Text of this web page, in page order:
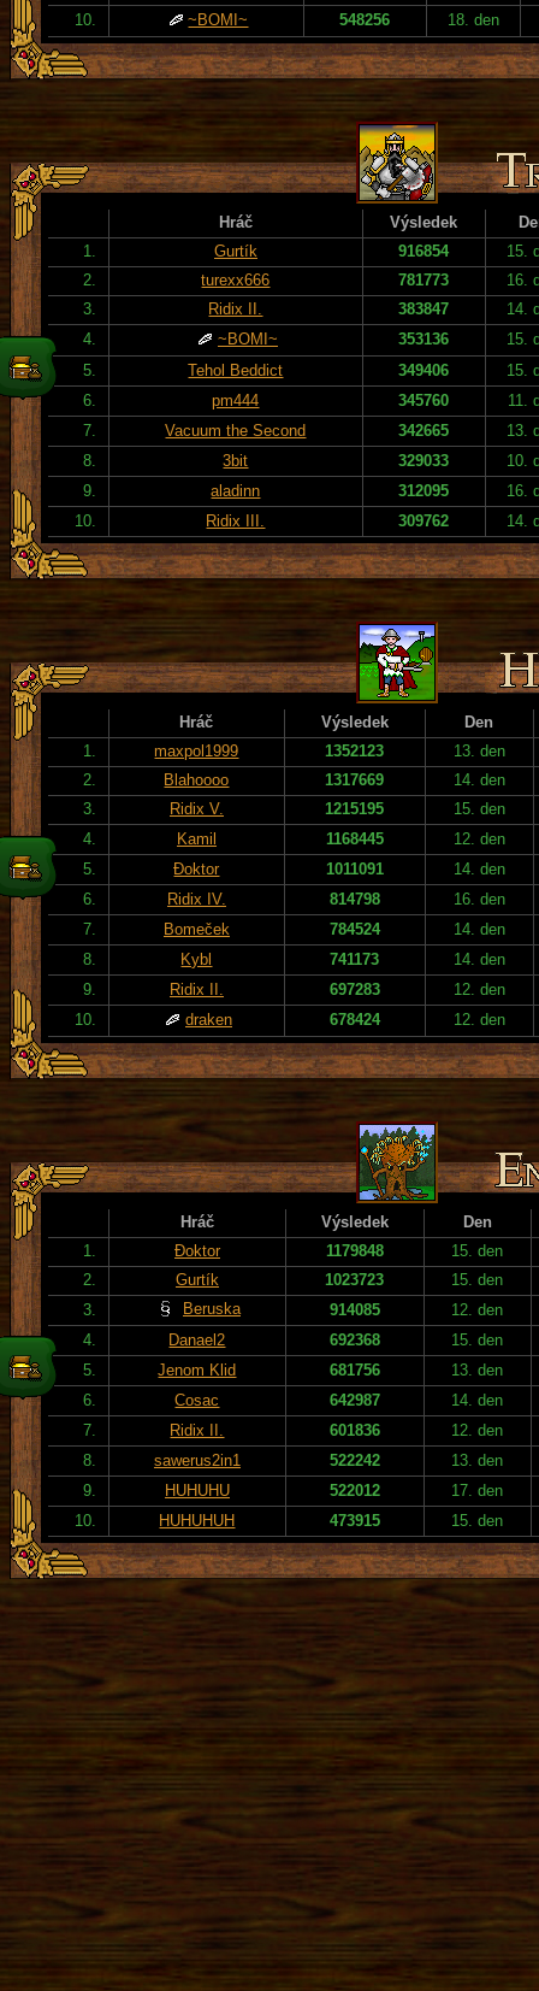
10.
~BOMI~ 548256 18. den
Hráč Výsledek
1.
Gurtík 916854
15.
2.
turexx666 781773
16.
3.
Ridix II. 383847
14.
4.
~BOMI~ 353136
15.
5.
Tehol Beddict 349406
15.
6.
pm444 345760
11.
7.
Vacuum the Second 342665
13.
8.
3bit 329033
10.
9.
aladinn 312095
16.
10.
Ridix III. 309762 14.
Hráč Výsledek
Den
1.
maxpol1999 1352123
13. den
2.
Blahoooo 1317669
14. den
3.
Ridix V. 1215195
15. den
4.
Kamil 1168445
12. den
5.
Đoktor 1011091
14. den
6.
Ridix IV. 814798
16. den
7.
Bomeček 784524
14. den
8.
Kybl 741173
14. den
9.
Ridix II. 697283
12. den
10.
draken 678424 12. den
Hráč Výsledek
Den
1.
Đoktor 1179848
15. den
2.
Gurtík 1023723
15. den
3.
Beruska 914085
12. den
4.
Danael2 692368
15. den
5.
Jenom Klid 681756
13. den
6.
Cosac 642987
14. den
7.
Ridix II. 601836
12. den
8.
sawerus2in1 522242
13. den
9.
HUHUHU 522012
17. den
10.
HUHUHUH 473915 15. den